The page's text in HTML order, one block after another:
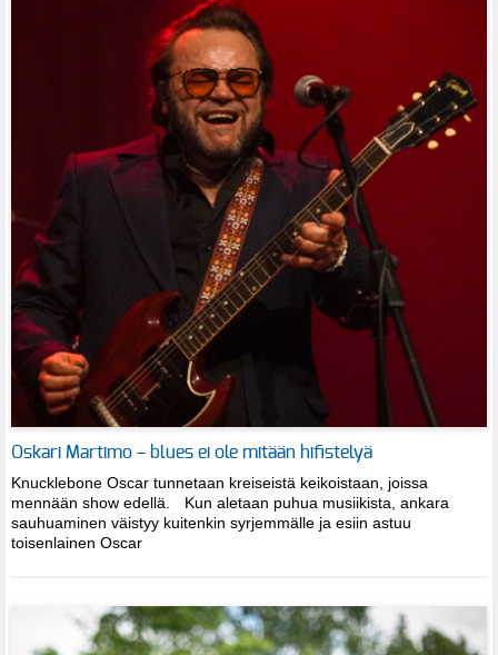
Oskari Martimo – blues ei ole mitään hifistelyä
Knucklebone Oscar tunnetaan kreiseistä keikoistaan, joissa
mennään show edellä. Kun aletaan puhua musiikista, ankara
sauhuaminen väistyy kuitenkin syrjemmälle ja esiin astuu
toisenlainen Oscar